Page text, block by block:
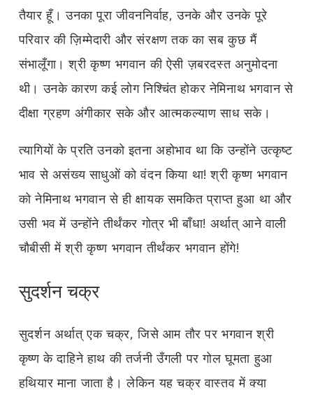
तैयार हूँ। उनका पूरा जीवननिर्वाह, उनके और उनके पूरे
परिवार की ज़िम्मेदारी और संरक्षण तक का सब कुछ मैं
संभालूँगा। श्री कृष्ण भगवान की ऐसी ज़बरदस्त अनुमोदना
थी। उनके कारण कई लोग निश्चिंत होकर नेमिनाथ भगवान से
दीक्षा ग्रहण अंगीकार सके और आत्मकल्याण साध सके।
त्यागियों के प्रति उनको इतना अहोभाव था कि उन्होंने उत्कृष्ट
भाव से असंख्य साधुओं को वंदन किया था! श्री कृष्ण भगवान
को नेमिनाथ भगवान से ही क्षायक समकित प्राप्त हुआ था और
उसी भव में उन्होंने तीर्थंकर गोत्र भी बाँधा! अर्थात् आने वाली
चौबीसी में श्री कृष्ण भगवान तीर्थंकर भगवान होंगे!
सुदर्शन चक्र
सुदर्शन अर्थात् एक चक्र, जिसे आम तौर पर भगवान श्री
कृष्ण के दाहिने हाथ की तर्जनी उँगली पर गोल घूमता हुआ
हथियार माना जाता है। लेकिन यह चक्र वास्तव में क्या